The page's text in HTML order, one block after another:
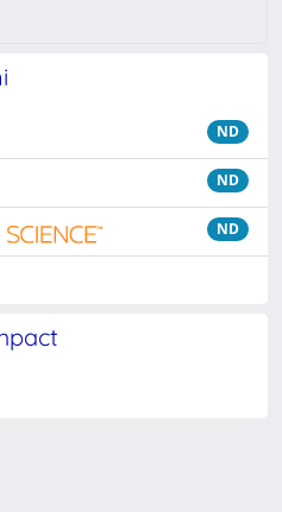
ND
ND
ND